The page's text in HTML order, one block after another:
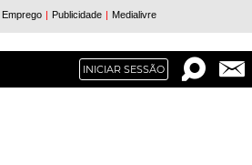
INICIAR SESSÃO